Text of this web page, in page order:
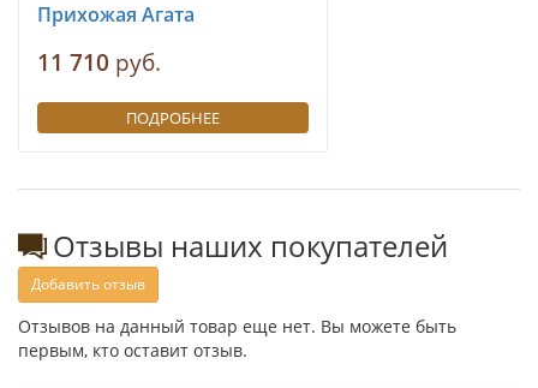
Прихожая Агата
11 710 руб.
ПОДРОБНЕЕ
Отзывы наших покупателей
Добавить отзыв
Отзывов на данный товар еще нет. Вы можете быть
первым, кто оставит отзыв.